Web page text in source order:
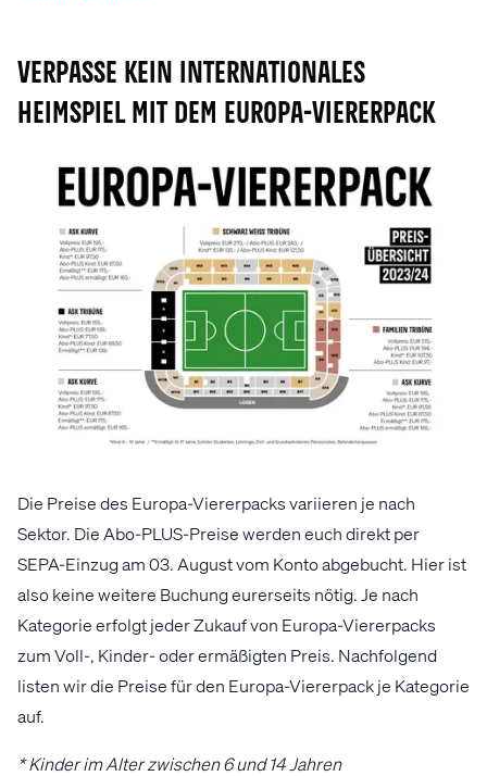
Verpasse kein internationales
Heimspiel mit dem Europa-Viererpack
Die Preise des Europa-Viererpacks variieren je nach
Sektor. Die Abo-PLUS-Preise werden euch direkt per
SEPA-Einzug am 03. August vom Konto abgebucht. Hier ist
also keine weitere Buchung eurerseits nötig. Je nach
Kategorie erfolgt jeder Zukauf von Europa-Viererpacks
zum Voll-, Kinder- oder ermäßigten Preis. Nachfolgend
listen wir die Preise für den Europa-Viererpack je Kategorie
auf.
* Kinder im Alter zwischen 6 und 14 Jahren